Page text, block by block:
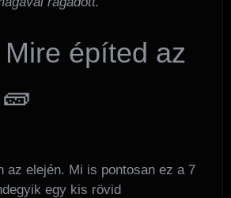
építed az
az elején. Mi is pontosan ez a 7
egy kis rövid